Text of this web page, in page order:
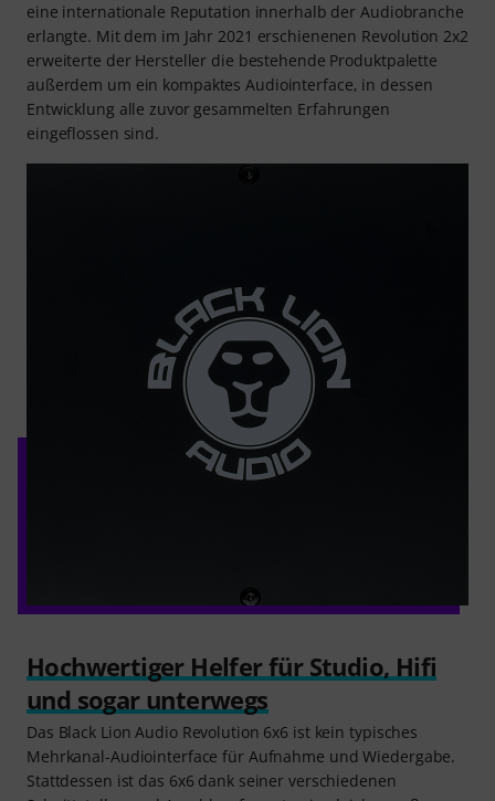
eine internationale Reputation innerhalb der Audiobranche
erlangte. Mit dem im Jahr 2021 erschienenen Revolution 2x2
erweiterte der Hersteller die bestehende Produktpalette
außerdem um ein kompaktes Audiointerface, in dessen
Entwicklung alle zuvor gesammelten Erfahrungen
eingeflossen sind.
Hochwertiger Helfer für Studio, Hifi
und sogar unterwegs
Das Black Lion Audio Revolution 6x6 ist kein typisches
Mehrkanal-Audiointerface für Aufnahme und Wiedergabe.
Stattdessen ist das 6x6 dank seiner verschiedenen